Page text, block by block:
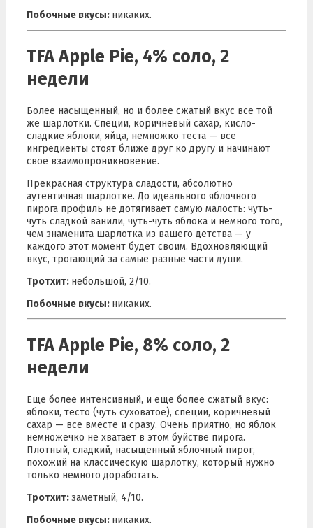
Побочные вкусы: никаких.
TFA Apple Pie, 4% соло, 2
недели
Более насыщенный, но и более сжатый вкус все той
же шарлотки. Специи, коричневый сахар, кисло-
сладкие яблоки, яйца, немножко теста — все
ингредиенты стоят ближе друг ко другу и начинают
свое взаимопроникновение.
Прекрасная структура сладости, абсолютно
аутентичная шарлотке. До идеального яблочного
пирога профиль не дотягивает самую малость: чуть-
чуть сладкой ванили, чуть-чуть яблока и немного того,
чем знаменита шарлотка из вашего детства — у
каждого этот момент будет своим. Вдохновляющий
вкус, трогающий за самые разные части души.
Тротхит: небольшой, 2/10.
Побочные вкусы: никаких.
TFA Apple Pie, 8% соло, 2
недели
Еще более интенсивный, и еще более сжатый вкус:
яблоки, тесто (чуть суховатое), специи, коричневый
сахар — все вместе и сразу. Очень приятно, но яблок
немножечко не хватает в этом буйстве пирога.
Плотный, сладкий, насыщенный яблочный пирог,
похожий на классическую шарлотку, который нужно
только немного доработать.
Тротхит:заметный, 4/10.
Побочные вкусы: никаких.